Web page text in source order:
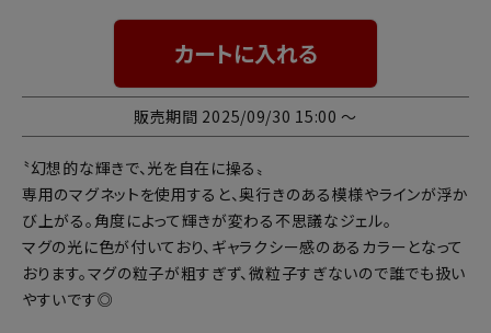
カートに入れる
販売期間 2025/09/30 15:00 〜
〝幻想的な輝きで、光を自在に操る〟
専用のマグネットを使用すると、奥行きのある模様やラインが浮か
び上がる。角度によって輝きが変わる不思議なジェル。
マグの光に色が付いており、ギャラクシー感のあるカラーとなって
おります。マグの粒子が粗すぎず、微粒子すぎないので誰でも扱い
やすいです◎